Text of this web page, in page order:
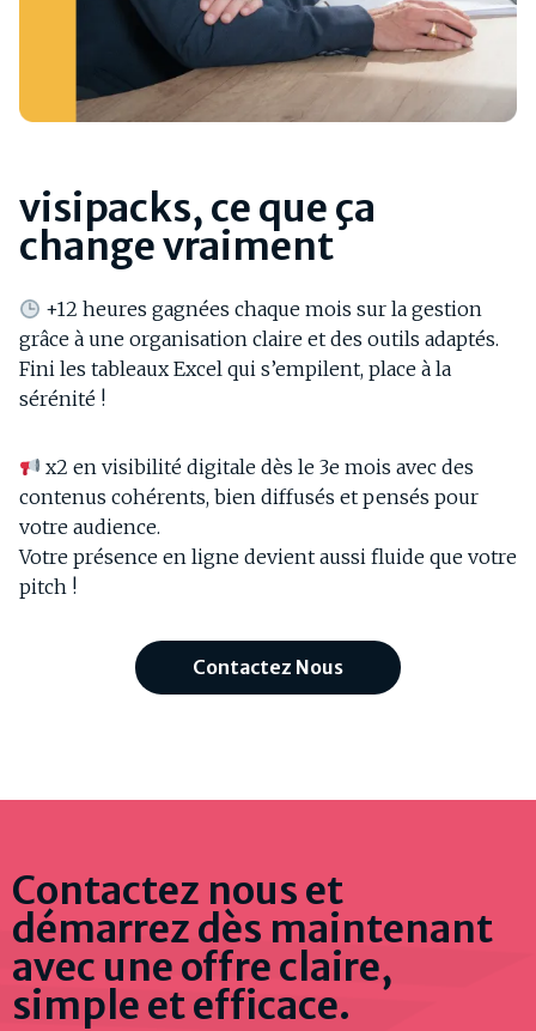
visipacks, ce que ça
change vraiment
+12 heures gagnées chaque mois sur la gestion
grâce à une organisation claire et des outils adaptés.
Fini les tableaux Excel qui s’empilent, place à la
sérénité !
x2 en visibilité digitale dès le 3e mois avec des
contenus cohérents, bien diffusés et pensés pour
votre audience.
Votre présence en ligne devient aussi fluide que votre
pitch !
Contactez Nous
Contactez nous et
démarrez dès maintenant
avec une offre claire,
simple et efficace.